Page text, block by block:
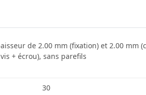
de 2.00 mm (fixation) et 2.00 mm
+ écrou), sans parefils
30